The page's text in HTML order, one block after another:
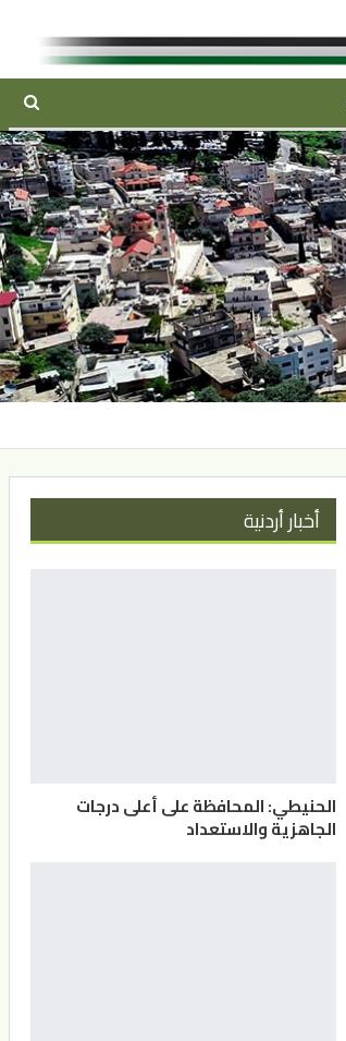
أخبار أردنية
الحنيطي: المحافظة على أعلى درجات
الجاهزية والاستعداد